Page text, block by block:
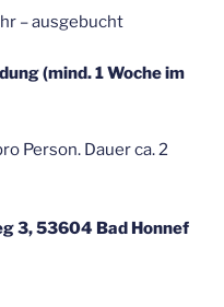
– ausgebucht
(mind. 1 Woche im
Person. Dauer ca. 2
3, 53604 Bad Honnef